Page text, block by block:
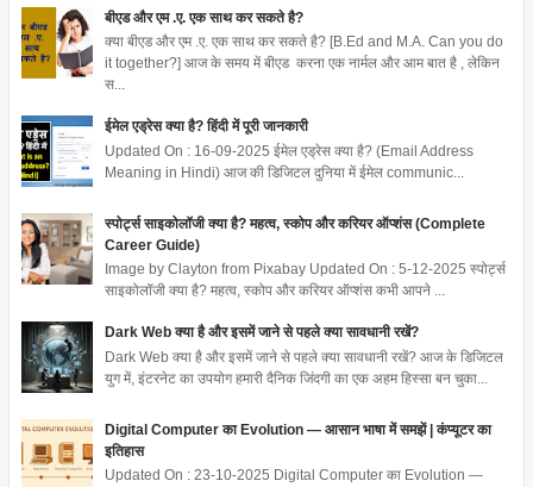
बीएड और एम .ए. एक साथ कर सकते है?
क्या बीएड और एम .ए. एक साथ कर सकते है? [B.Ed and M.A. Can you do
it together?] आज के समय में बीएड करना एक नार्मल और आम बात है , लेकिन
स...
ईमेल एड्रेस क्या है? हिंदी में पूरी जानकारी
Updated On : 16-09-2025 ईमेल एड्रेस क्या है? (Email Address
Meaning in Hindi) आज की डिजिटल दुनिया में ईमेल communic...
स्पोर्ट्स साइकोलॉजी क्या है? महत्व, स्कोप और करियर ऑप्शंस (Complete
Career Guide)
Image by Clayton from Pixabay Updated On : 5-12-2025 स्पोर्ट्स
साइकोलॉजी क्या है? महत्व, स्कोप और करियर ऑप्शंस कभी आपने ...
Dark Web क्या है और इसमें जाने से पहले क्या सावधानी रखें?
Dark Web क्या है और इसमें जाने से पहले क्या सावधानी रखें? आज के डिजिटल
युग में, इंटरनेट का उपयोग हमारी दैनिक जिंदगी का एक अहम हिस्सा बन चुका...
Digital Computer का Evolution — आसान भाषा में समझें | कंप्यूटर का
इतिहास
Updated On : 23-10-2025 Digital Computer का Evolution —